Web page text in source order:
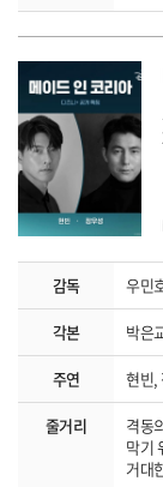
감독 우민
각본 박은
주연 현빈,
줄거리
격동
막기
거대